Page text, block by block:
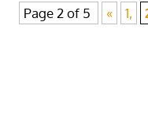
Page 2 of 5 « 1,